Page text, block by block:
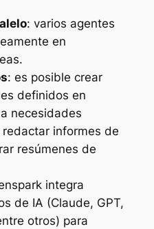
: varios agentes
en
: es posible crear
definidos en
necesidades
informes de
resúmenes de
integra
de IA (Claude, GPT,
otros) para